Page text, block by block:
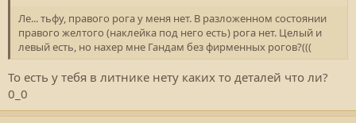
Ле... тьфу, правого рога у меня нет. В разложенном состоянии
правого желтого (наклейка под него есть) рога нет. Целый и
левый есть, но нахер мне Гандам без фирменных рогов?(((
То есть у тебя в литнике нету каких то деталей что ли?
0_0